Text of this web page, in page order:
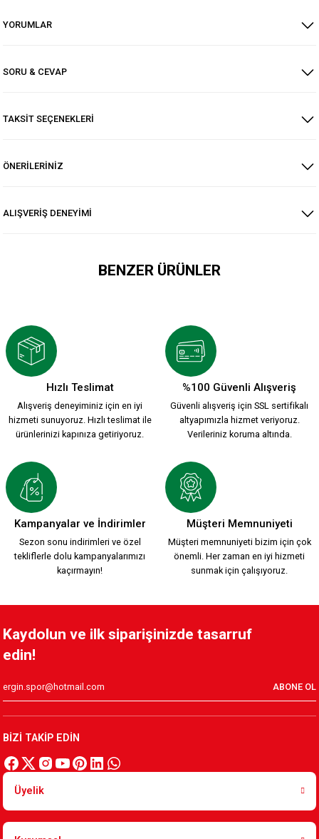
YORUMLAR
SORU & CEVAP
TAKSİT SEÇENEKLERİ
ÖNERİLERİNİZ
ALIŞVERİŞ DENEYİMİ
BENZER ÜRÜNLER
1.799,90 TL
HUMMEL LİNE TRAINING PANTS
1.799,90 TL
KSK SİYAH ŞARDONSUZ PENYE TEK ALT
849,90 TL
KSK LOGO BEYAZ PAMUKLU TEK ALT
%12
949,90 TL
Hızlı Teslimat
Alışveriş deneyiminiz için en iyi
hizmeti sunuyoruz. Hızlı teslimat ile
ürünlerinizi kapınıza getiriyoruz.
%100 Güvenli Alışveriş
Güvenli alışveriş için SSL sertifikalı
altyapımızla hizmet veriyoruz.
Verileriniz koruma altında.
Kampanyalar ve İndirimler
Sezon sonu indirimleri ve özel
tekliflerle dolu kampanyalarımızı
kaçırmayın!
Müşteri Memnuniyeti
Müşteri memnuniyeti bizim için çok
önemli. Her zaman en iyi hizmeti
sunmak için çalışıyoruz.
Kaydolun ve ilk siparişinizde tasarruf
edin!
ABONE OL
BİZİ TAKİP EDİN
Üyelik